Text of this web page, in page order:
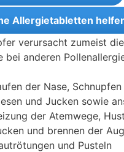
Allergietabletten
verursacht zumeist
bei anderen
der Nase, Schnupfen
und Jucken sowie
der Atemwege,
und brennen der
und Pusteln